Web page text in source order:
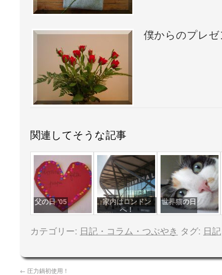
僕からのプレゼ
関連してそうな記事
父の日 '05
家内はロンドン
へ！
世界猫の日
カテゴリー: 日記・コラム・つぶやき タグ: 日記
← 圧力鍋初使用！